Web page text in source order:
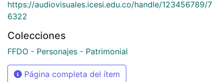
https://audiovisuales.icesi.edu.co/handle/123456789/7
6322
Colecciones
FFDO - Personajes - Patrimonial
Página completa del ítem